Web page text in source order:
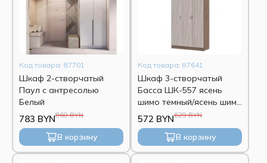
Код товара: 87701
Шкаф 2-створчатый
Паул с антресолью
Белый
860 BYN
783 BYN
В корзину
Код товара: 87641
Шкаф 3-створчатый
Басса ШК-557 ясень
шимо темный/ясень шимо
светлый 629 BYN
572 BYN
В корзину